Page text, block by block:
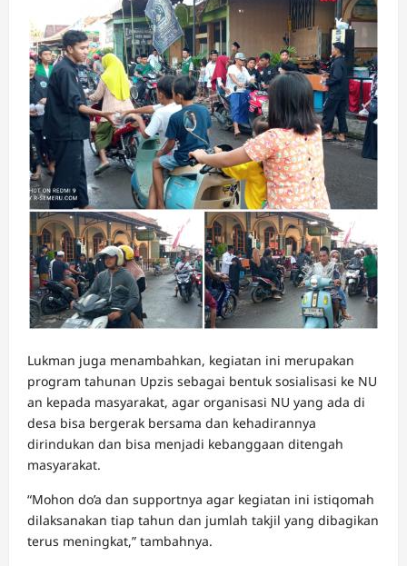
Lukman juga menambahkan, kegiatan ini merupakan
program tahunan Upzis sebagai bentuk sosialisasi ke NU
an kepada masyarakat, agar organisasi NU yang ada di
desa bisa bergerak bersama dan kehadirannya
dirindukan dan bisa menjadi kebanggaan ditengah
masyarakat.
“Mohon do’a dan supportnya agar kegiatan ini istiqomah
dilaksanakan tiap tahun dan jumlah takjil yang dibagikan
terus meningkat,” tambahnya.